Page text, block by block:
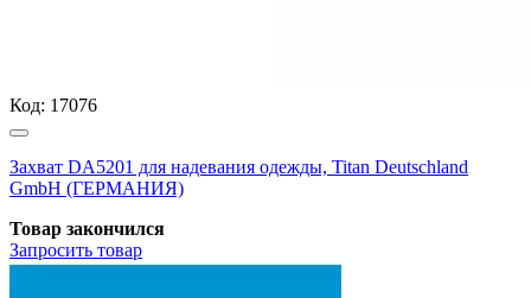
Код: 17076
Захват DA5201 для надевания одежды, Titan Deutschland
GmbH (ГЕРМАНИЯ)
Товар закончился
Запросить товар